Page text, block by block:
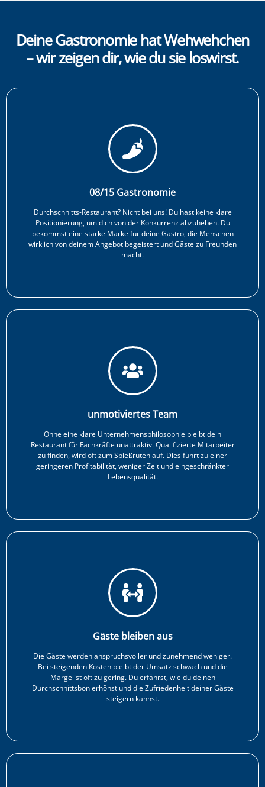
Deine Gastronomie hat Wehwehchen
– wir zeigen dir, wie du sie loswirst.
08/15 Gastronomie
Durchschnitts-Restaurant? Nicht bei uns! Du hast keine klare
Positionierung, um dich von der Konkurrenz abzuheben. Du
bekommst eine starke Marke für deine Gastro, die Menschen
wirklich von deinem Angebot begeistert und Gäste zu Freunden
macht.​
unmotiviertes Team
Ohne eine klare Unternehmens­philosophie bleibt dein
Restaurant für Fachkräfte unattraktiv. Qualifizierte Mitarbeiter
zu finden, wird oft zum Spießrutenlauf. Dies führt zu einer
geringeren Profitabilität, weniger Zeit und eingeschränkter
Lebensqualität.
Gäste bleiben aus
Die Gäste werden anspruchsvoller und zunehmend weniger.
Bei steigenden Kosten bleibt der Umsatz schwach und die
Marge ist oft zu gering. Du erfährst, wie du deinen
Durchschnittsbon erhöhst und die Zufriedenheit deiner Gäste
steigern kannst.